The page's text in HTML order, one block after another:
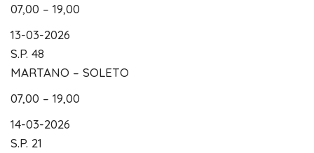
07,00 – 19,00
13-03-2026
S.P. 48
MARTANO – SOLETO
07,00 – 19,00
14-03-2026
S.P. 21